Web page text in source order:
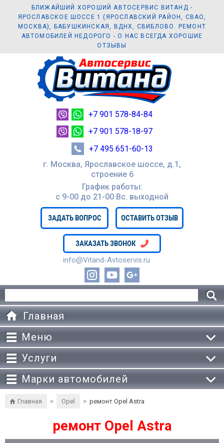
БЛИЖАЙШИЙ ХОРОШИЙ АВТОСЕРВИС ВИТАНД -
ЯРОСЛАВСКОЕ ШОССЕ 1 (ЯРОСЛАВСКИЙ РАЙОН, СВАО,
МОСКВА), БАБУШКИНСКАЯ, ВДНХ, СВИБЛОВО. РЕМОНТ
АВТОМОБИЛЕЙ НЕДОРОГО - О НАС ВСЕГДА ХОРОШИЕ
ОТЗЫВЫ
г. Москва, Ярославское шоссе, д.1,
строение 6
График работы:
с 9-00 до 21-00 Вc. выходной
ЗАДАТЬ ВОПРОС ОСТАВИТЬ ОТЗЫВ
ЗАКАЗАТЬ ЗВОНОК
info@Vitand-Avtoservis.ru
+7 901 578-84-84
+7 901 578-18-97
+7 495 651-60-13
Главная
Меню
Услуги
Марки автомобилей
Главная > Opel > ремонт Opel Astra
ремонт Opel Astra